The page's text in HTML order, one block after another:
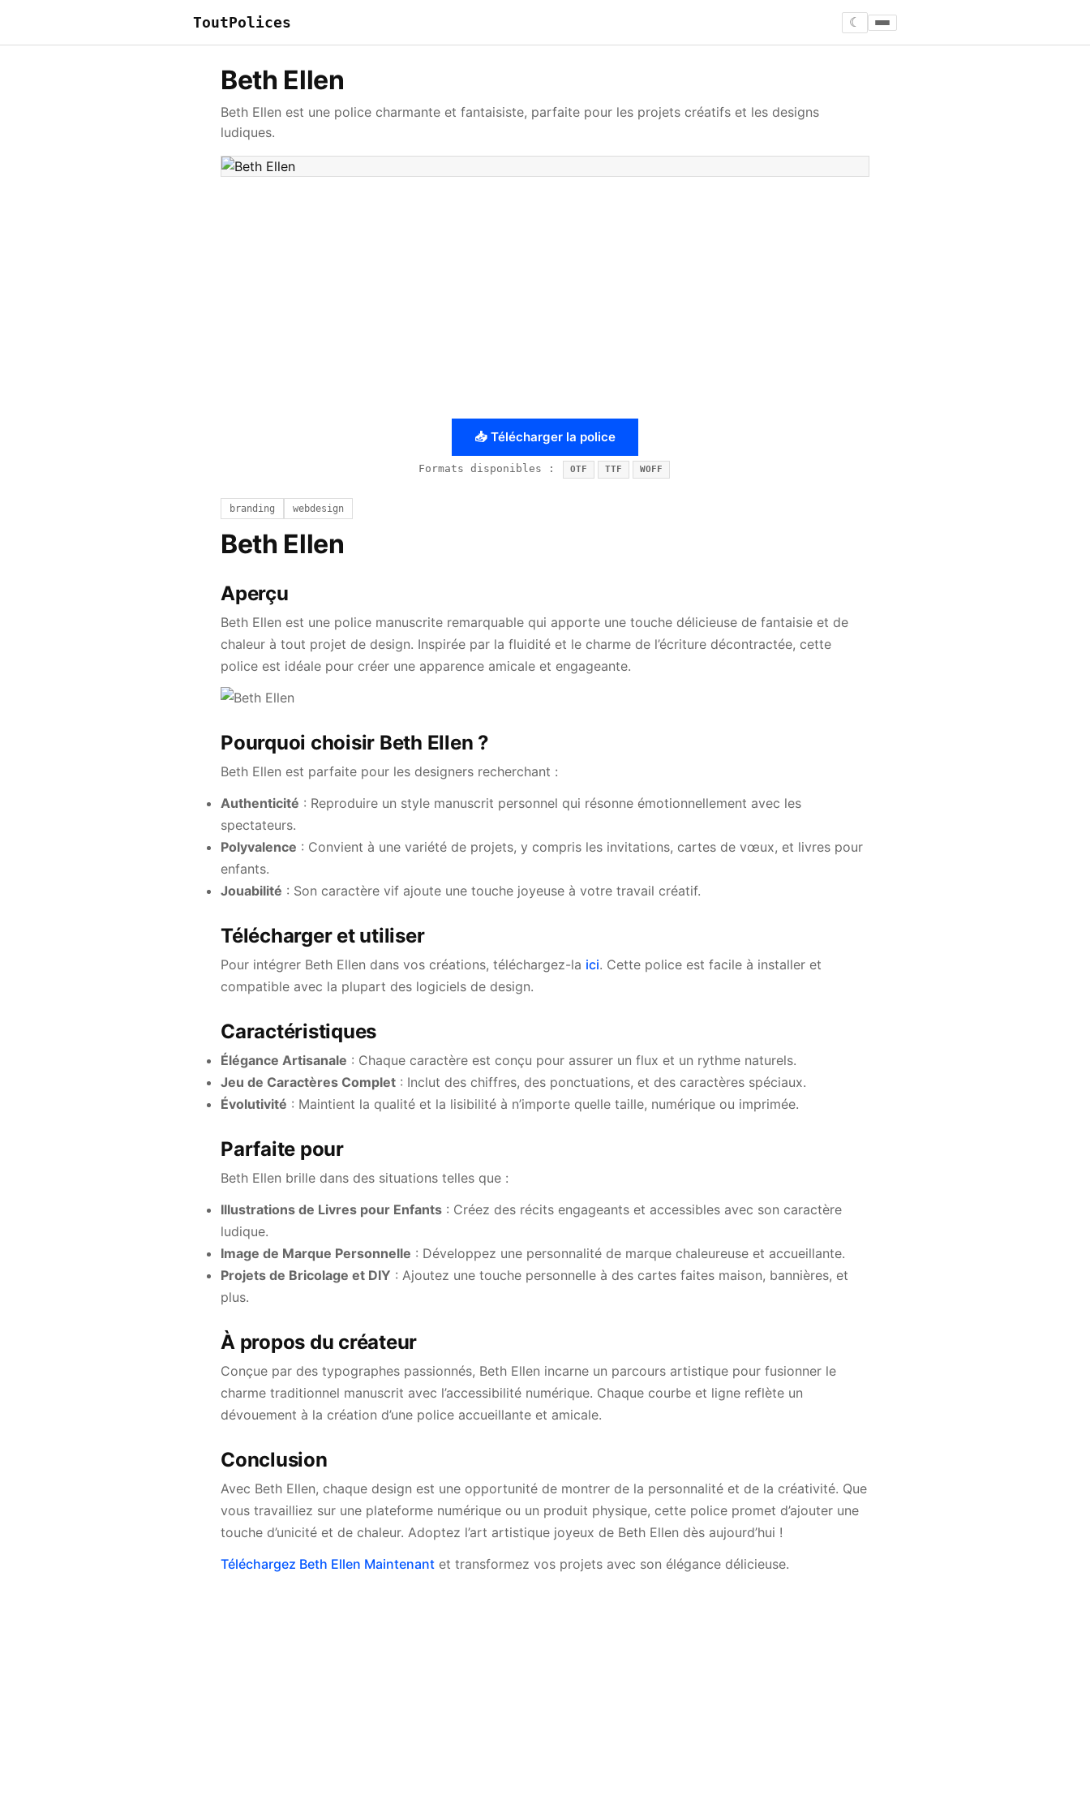
ToutPolices ☾
Beth Ellen
Beth Ellen est une police charmante et fantaisiste, parfaite pour les projets créatifs et les designs
ludiques.
📥 Télécharger la police
Formats disponibles : OTF TTF WOFF
branding webdesign
Beth Ellen
Aperçu
Beth Ellen est une police manuscrite remarquable qui apporte une touche délicieuse de fantaisie et de
chaleur à tout projet de design. Inspirée par la fluidité et le charme de l’écriture décontractée, cette
police est idéale pour créer une apparence amicale et engageante.
Pourquoi choisir Beth Ellen ?
Beth Ellen est parfaite pour les designers recherchant :
Authenticité : Reproduire un style manuscrit personnel qui résonne émotionnellement avec les
spectateurs.
Polyvalence : Convient à une variété de projets, y compris les invitations, cartes de vœux, et livres pour
enfants.
Jouabilité : Son caractère vif ajoute une touche joyeuse à votre travail créatif.
Télécharger et utiliser
Pour intégrer Beth Ellen dans vos créations, téléchargez-la ici. Cette police est facile à installer et
compatible avec la plupart des logiciels de design.
Caractéristiques
Élégance Artisanale : Chaque caractère est conçu pour assurer un flux et un rythme naturels.
Jeu de Caractères Complet : Inclut des chiffres, des ponctuations, et des caractères spéciaux.
Évolutivité : Maintient la qualité et la lisibilité à n’importe quelle taille, numérique ou imprimée.
Parfaite pour
Beth Ellen brille dans des situations telles que :
Illustrations de Livres pour Enfants : Créez des récits engageants et accessibles avec son caractère
ludique.
Image de Marque Personnelle : Développez une personnalité de marque chaleureuse et accueillante.
Projets de Bricolage et DIY : Ajoutez une touche personnelle à des cartes faites maison, bannières, et
plus.
À propos du créateur
Conçue par des typographes passionnés, Beth Ellen incarne un parcours artistique pour fusionner le
charme traditionnel manuscrit avec l’accessibilité numérique. Chaque courbe et ligne reflète un
dévouement à la création d’une police accueillante et amicale.
Conclusion
Avec Beth Ellen, chaque design est une opportunité de montrer de la personnalité et de la créativité. Que
vous travailliez sur une plateforme numérique ou un produit physique, cette police promet d’ajouter une
touche d’unicité et de chaleur. Adoptez l’art artistique joyeux de Beth Ellen dès aujourd’hui !
Téléchargez Beth Ellen Maintenant et transformez vos projets avec son élégance délicieuse.